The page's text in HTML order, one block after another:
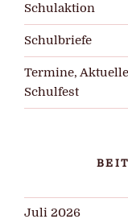
Schulaktion
Schulbriefe
Termine,
Schulfest
Juli 2026